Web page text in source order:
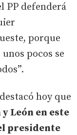
PP defenderá
porque
pocos se
hoy que
León en este
presidente